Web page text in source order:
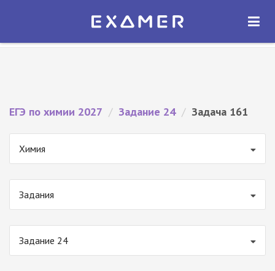
Экзамер — ЕГЭ 2027
ОТКРЫТЬ
ЕГЭ по химии 2027 / Задание 24 / Задача 161
Химия
Задания
Задание 24